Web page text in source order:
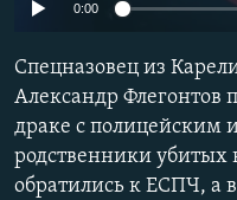
РАСПИСАНИЕ ВЕЩАНИЯ
ПОДПИШИТЕСЬ НА
СОЦИАЛЬНЫЕ СЕТИ
0:00
Спецназовец из
Александр Флегонтов
драке с полицейским
родственники убитых
обратились к ЕСПЧ, а